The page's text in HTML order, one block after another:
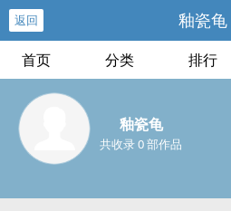
返回 釉瓷龟
首页 分类 排行
釉瓷龟
共收录 0 部作品